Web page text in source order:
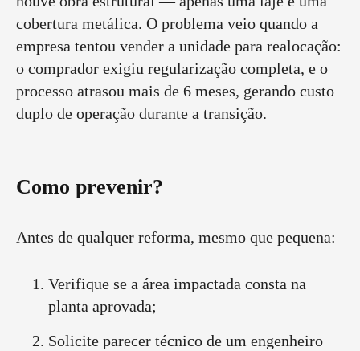
cobertura metálica. O problema veio quando a
empresa tentou vender a unidade para realocação:
o comprador exigiu regularização completa, e o
processo atrasou mais de 6 meses, gerando custo
duplo de operação durante a transição.
Como prevenir?
Antes de qualquer reforma, mesmo que pequena:
Verifique se a área impactada consta na
planta aprovada;
Solicite parecer técnico de um engenheiro